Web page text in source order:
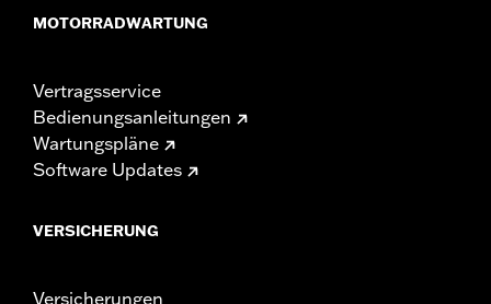
MOTORRADWARTUNG
Vertragsservice
Bedienungsanleitungen
Wartungspläne
Software Updates
VERSICHERUNG
Versicherungen